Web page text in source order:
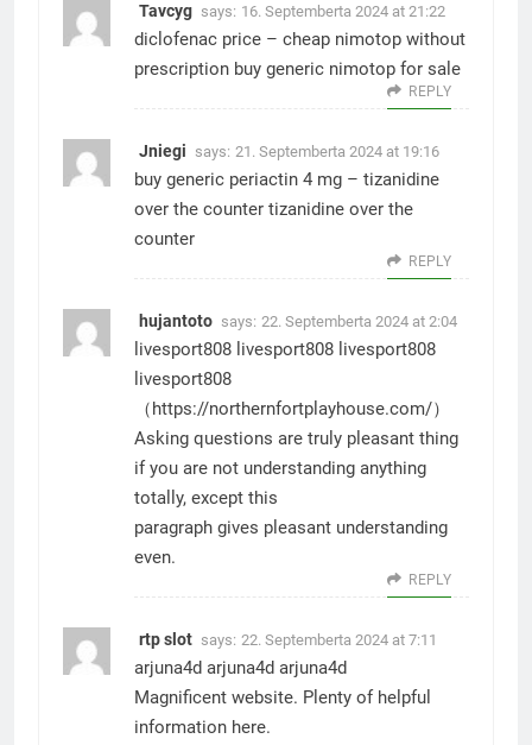
Tavcyg says: 16. Septemberta 2024 at 21:22
diclofenac price – cheap nimotop without
prescription buy generic nimotop for sale
REPLY
Jniegi says: 21. Septemberta 2024 at 19:16
buy generic periactin 4 mg – tizanidine
over the counter tizanidine over the
counter
REPLY
hujantoto says: 22. Septemberta 2024 at 2:04
livesport808 livesport808 livesport808
livesport808
（https://northernfortplayhouse.com/）
Asking questions are truly pleasant thing
if you are not understanding anything
totally, except this
paragraph gives pleasant understanding
even.
REPLY
rtp slot says: 22. Septemberta 2024 at 7:11
arjuna4d arjuna4d arjuna4d
Magnificent website. Plenty of helpful
information here.